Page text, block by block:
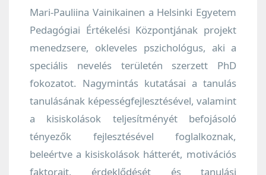
Mari-Pauliina Vainikainen a Helsinki Egyetem
Pedagógiai Értékelési Központjának projekt
menedzsere, okleveles pszichológus, aki a
speciális nevelés területén szerzett PhD
fokozatot. Nagymintás kutatásai a tanulás
tanulásának képességfejlesztésével, valamint
a kisiskolások teljesítményét befojásoló
tényezők fejlesztésével foglalkoznak,
beleértve a kisiskolások hátterét, motivációs
faktorait, érdeklődését és tanulási